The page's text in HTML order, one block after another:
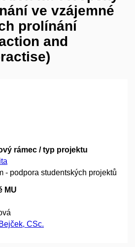
ve vzájemné
prolínání
and
rámec / typ projektu
- podpora studentských projektů
MU
CSc.